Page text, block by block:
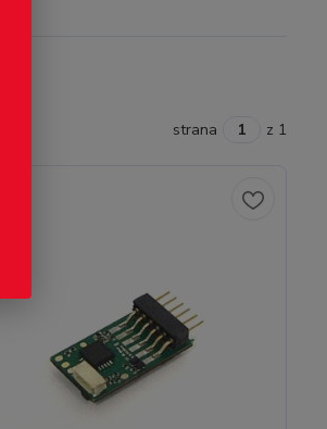
strana z 1